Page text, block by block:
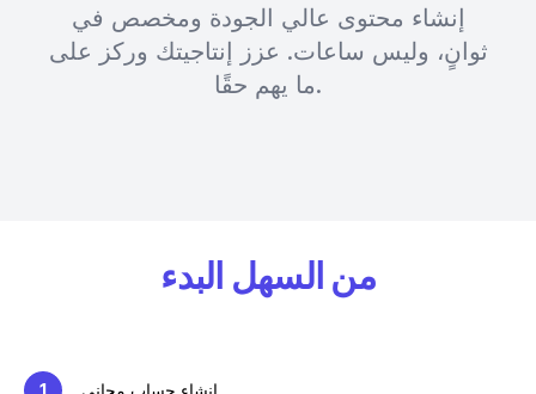
إنشاء محتوى عالي الجودة ومخصص في
ثوانٍ، وليس ساعات. عزز إنتاجيتك وركز على
ما يهم حقًا.
من السهل البدء
1 إنشاء حساب مجاني